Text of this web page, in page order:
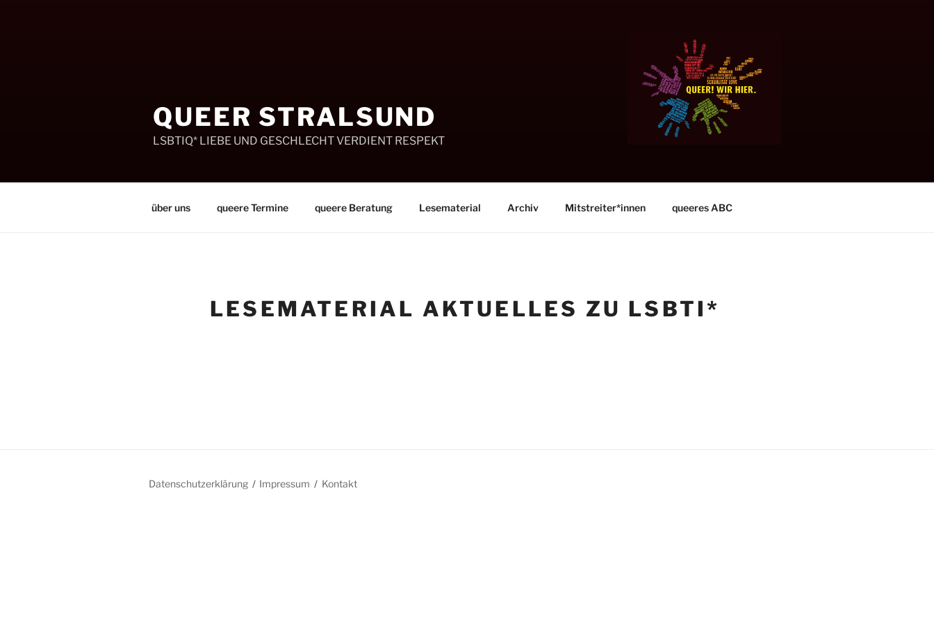
QUEER STRALSUND
LSBTIQ* LIEBE UND GESCHLECHT VERDIENT RESPEKT
über uns queere Termine queere Beratung Lesematerial Archiv Mitstreiter*innen queeres ABC
LESEMATERIAL AKTUELLES ZU LSBTI*
Datenschutzerklärung Impressum Kontakt